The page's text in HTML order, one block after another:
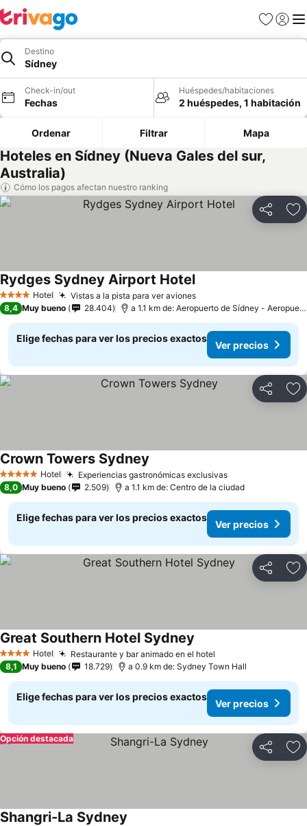
Favoritos
Iniciar
Destino
Sídney
Check-in/out
Fechas
Huéspedes/habitaciones
2 huéspedes, 1 habitación
Ordenar Filtrar Mapa
Hoteles en Sídney (Nueva Gales del sur,
Australia)
Cómo los pagos afectan nuestro ranking
Compartir
4 EstrellasHotel Vistas a la pista para ver avionesVer precios
Rydges Sydney Airport HotelVer precios
8,4 Muy bueno 28.404 a 1.1 km de: Aeropuerto de Sídney -
Elige fechas para ver los precios exactos
Ver precios
Compartir
5 Estrellas Hotel Experiencias gastronómicas exclusivasVer precios
Crown Towers Sydney
8,0 Muy bueno 2.509 a 1.1 km de: Centro de la ciudad
Elige fechas para ver los precios exactos
Ver precios
Compartir
4 EstrellasHotel Restaurante y bar animado en el hotel
Great Southern Hotel Sydney
8,1 Muy bueno 18.729 a 0.9 km de: Sydney Town Hall
Elige fechas para ver los precios exactos
Ver precios
Compartir
Opción destacada
Shangri-La Sydney